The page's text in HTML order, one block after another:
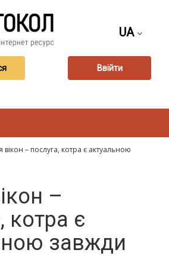
UA
Ввійти
вікон – послуга, котра є актуальною
–
котра є
завжди